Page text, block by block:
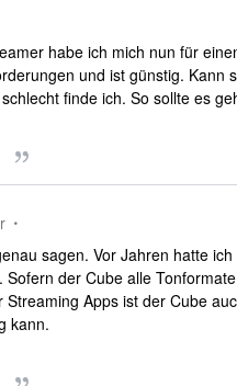
habe ich mich nun für
und ist günstig. Kann
finde ich. So sollte es
sagen. Vor Jahren hatte
Sofern der Cube alle
Streaming Apps ist der Cube
kann.